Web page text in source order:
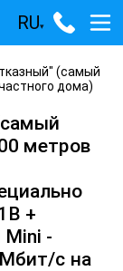
RU▾
(самый
дома)
метров
+
Mini -
с на